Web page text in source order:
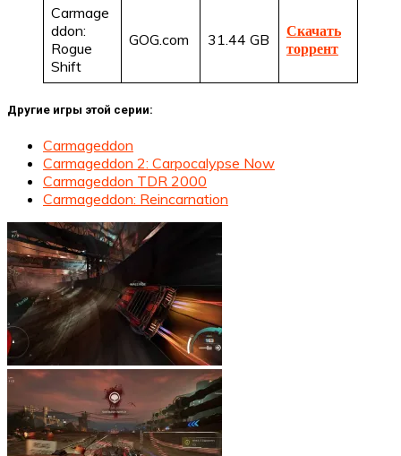
Carmage
ddon:
Rogue
Shift
GOG.com 31.44 GB
Скачать
торрент
Другие игры этой серии:
Carmageddon
Carmageddon 2: Carpocalypse Now
Carmageddon TDR 2000
Carmageddon: Reincarnation